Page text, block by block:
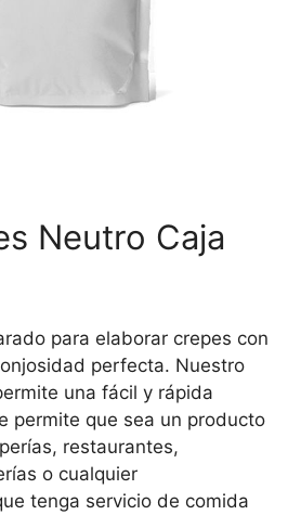
Neutro Caja
para elaborar crepes con
perfecta. Nuestro
una fácil y rápida
permite que sea un producto
restaurantes,
o cualquier
tenga servicio de comida